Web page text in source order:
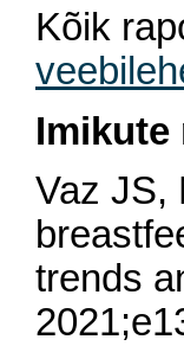
Kõik
Imikute
Vaz JS,
trends